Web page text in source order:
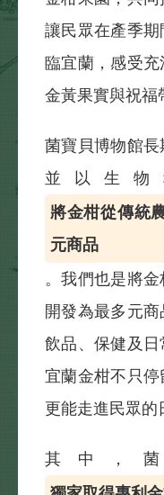
讓民眾在產季
臨宜蘭，感受
金黃果實與祝福
菌寶貝博物館長
並以生物
將金柑從傳統
元商品
。我們也是將金
開發為最多元商
飲品、保健及
宜蘭金柑不只停
更能走進民眾的
其中，